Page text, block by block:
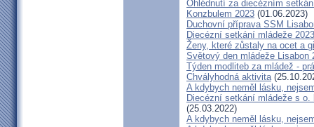
Ohlédnutí za diecézním
Konzbulem 2023 (01.06.2023)
Duchovní příprava SSM
Diecézní setkání mládeže
Ženy, které zůstaly na ocet a
Světový den mládeže Lisabon
Týden modliteb za mládež -
Chvályhodná aktivita
A kdybych neměl lásku,
Diecézní setkání mládeže s
(25.03.2022)
A kdybych neměl lásku,